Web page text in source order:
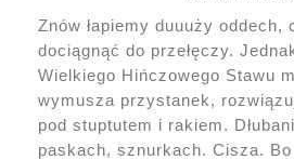
Znów łapiemy duuuży oddech,
dociągnąć do przełęczy.
Wielkiego Hińczowego Stawu
wymusza przystanek,
pod stuptutem i rakiem.
paskach, sznurkach. Cisza.